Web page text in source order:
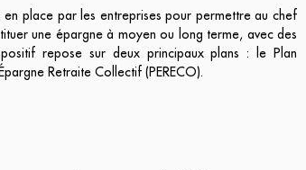
en place par les entreprises pour permettre au chef
une épargne à moyen ou long terme, avec des
repose sur deux principaux plans : le Plan
Retraite Collectif (PERECO).